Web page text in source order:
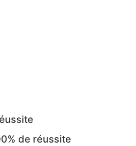
de réussite